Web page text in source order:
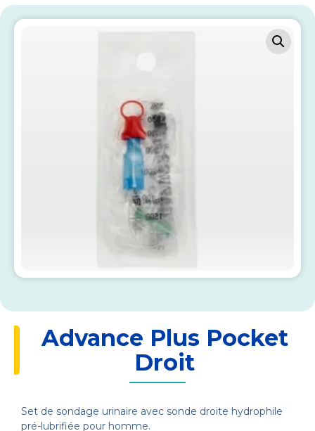
Advance Plus Pocket
Droit
Set de sondage urinaire avec sonde droite hydrophile
pré-lubrifiée pour homme.